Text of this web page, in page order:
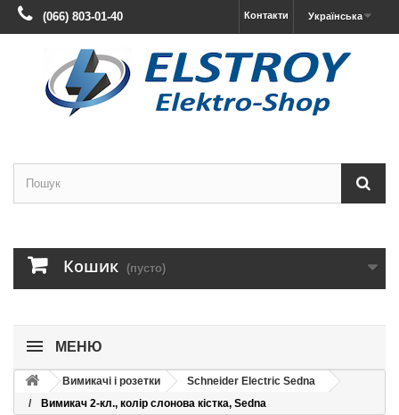
Українська
Контакти
(066) 803-01-40
Кошик (пусто)
МЕНЮ
Вимикачі і розетки
Schneider Electric Sedna
Вимикач 2-кл., колір слонова кістка, Sedna